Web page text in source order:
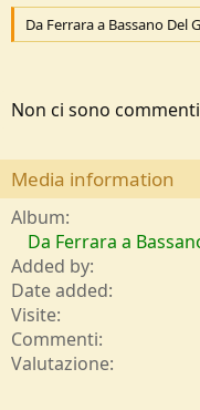
Da Ferrara a Bassano
Non ci sono
Media information
Album
Da Ferrara a
Added by
Date added
Visite
Commenti
Valutazione